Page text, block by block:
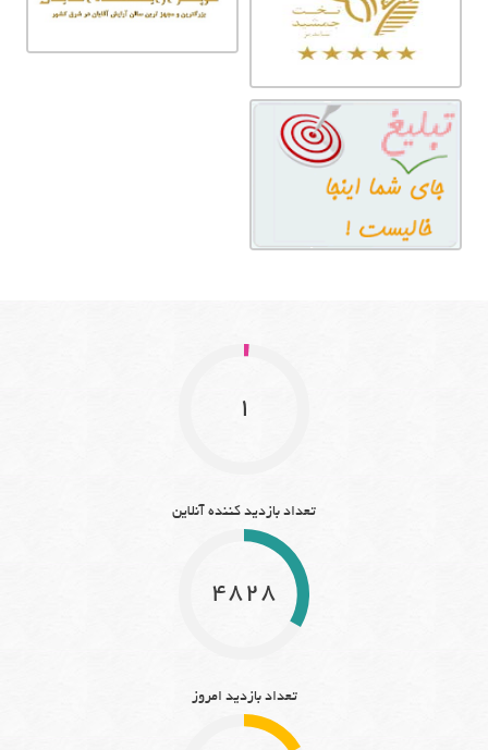
1
تعداد بازدید کننده آنلاین
4828
تعداد بازدید امروز